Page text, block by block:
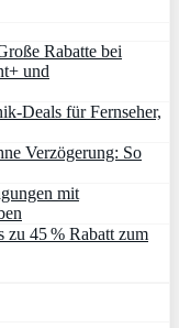
Rabatte bei
und
Deals für Fernseher,
Verzögerung: So
mit
zu 45 % Rabatt zum